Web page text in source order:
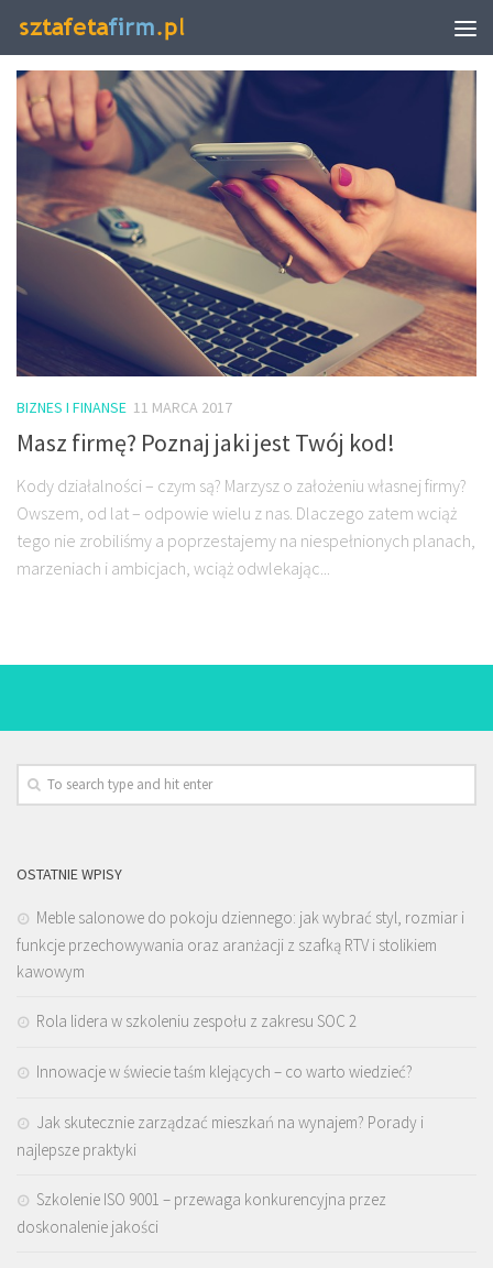
TAGGED:KODY DZIAŁALNOŚCI
BIZNES I FINANSE 11 MARCA 2017
Masz firmę? Poznaj jaki jest Twój kod!
Kody działalności – czym są? Marzysz o założeniu własnej firmy?
Owszem, od lat – odpowie wielu z nas. Dlaczego zatem wciąż
tego nie zrobiliśmy a poprzestajemy na niespełnionych planach,
marzeniach i ambicjach, wciąż odwlekając...
OSTATNIE WPISY
Meble salonowe do pokoju dziennego: jak wybrać styl, rozmiar i
funkcje przechowywania oraz aranżacji z szafką RTV i stolikiem
kawowym
Rola lidera w szkoleniu zespołu z zakresu SOC 2
Innowacje w świecie taśm klejących – co warto wiedzieć?
Jak skutecznie zarządzać mieszkań na wynajem? Porady i
najlepsze praktyki
Szkolenie ISO 9001 – przewaga konkurencyjna przez
doskonalenie jakości